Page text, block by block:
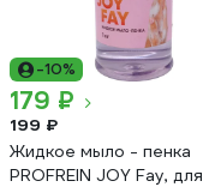
-10%
179 ₽
199 ₽
Жидкое мыло - пенка
PROFREIN JOY Fay, для